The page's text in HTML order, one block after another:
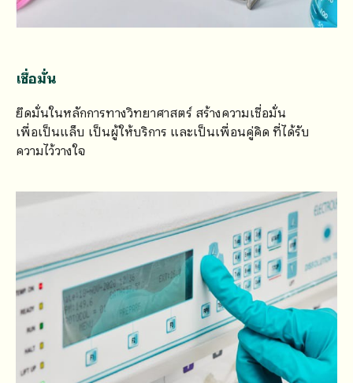
เชื่อมั่น
ยึดมั่นในหลักการทางวิทยาศาสตร์ สร้างความเชื่อมั่น
เพื่อเป็นแล็บ เป็นผู้ให้บริการ และเป็นเพื่อนคู่คิด ที่ได้รับ
ความไว้วางใจ